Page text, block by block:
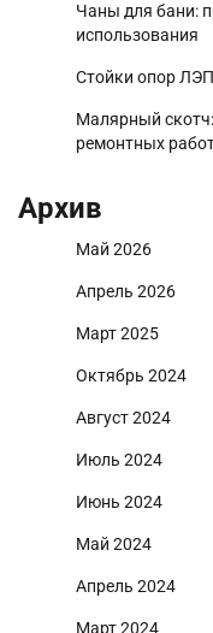
Чаны для бани:
использования
Стойки опор ЛЭП
Малярный
ремонтных
Архив
Май 2026
Апрель 2026
Март 2025
Октябрь 2024
Август 2024
Июль 2024
Июнь 2024
Май 2024
Апрель 2024
Март 2024